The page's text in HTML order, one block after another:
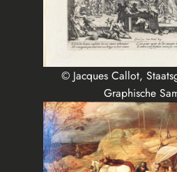
© Jacques Callot,
Graphische